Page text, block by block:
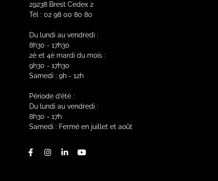
29238 Brest Cedex 2
Tél : 02 98 00 80 80
Du lundi au vendredi :
8h30 - 17h30
2è et 4è mardi du mois :
9h30 - 17h30
Samedi : 9h - 12h
Période d’été :
Du lundi au vendredi :
8h30 - 17h
Samedi : Fermé en juillet et août
FacebookInstagram
LinkedinYoutube